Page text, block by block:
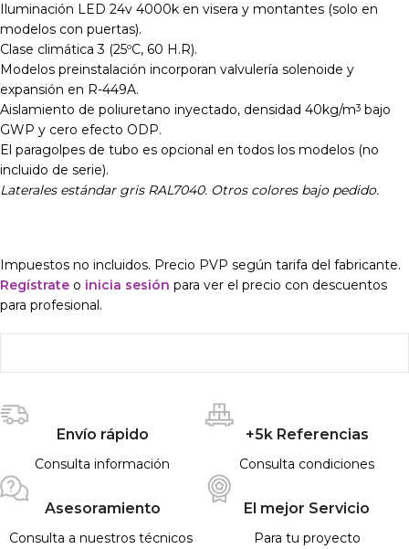
Iluminación LED 24v 4000k en visera y montantes (solo en
modelos con puertas).
Clase climática 3 (25ºC, 60 H.R).
Modelos preinstalación incorporan valvulería solenoide y
expansión en R-449A.
Aislamiento de poliuretano inyectado, densidad 40kg/m3 bajo
GWP y cero efecto ODP.
El paragolpes de tubo es opcional en todos los modelos (no
incluido de serie).
Laterales estándar gris RAL7040. Otros colores bajo pedido.
Impuestos no incluidos. Precio PVP según tarifa del fabricante.
Regístrate o inicia sesión para ver el precio con descuentos
para profesional.
Envío rápido
Consulta información
+5k Referencias
Consulta condiciones
Asesoramiento
Consulta a nuestros técnicos
El mejor Servicio
Para tu proyecto